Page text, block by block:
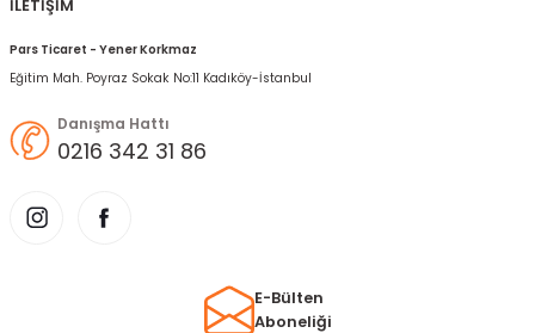
İLETİŞİM
Pars Ticaret - Yener Korkmaz
Eğitim Mah. Poyraz Sokak No:11 Kadıköy-İstanbul
Danışma Hattı
0216 342 31 86
E-Bülten
Aboneliği